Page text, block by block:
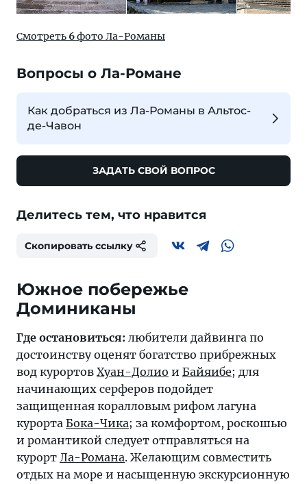
Смотреть 6фото Ла-Романы
Вопросы о Ла-Романе
Как добраться из Ла-Романы в Альтос-
де-Чавон
ЗАДАТЬ СВОЙ ВОПРОС
Делитесь тем, что нравится
Скопировать ссылку
Южное побережье
Доминиканы
Где остановиться: любители дайвинга по
достоинству оценят богатство прибрежных
вод курортов Хуан-Долио и Байяибе; для
начинающих серферов подойдет
защищенная коралловым рифом лагуна
курорта Бока-Чика; за комфортом, роскошью
и романтикой следует отправляться на
курорт Ла-Романа. Желающим совместить
отдых на море и насыщенную экскурсионную